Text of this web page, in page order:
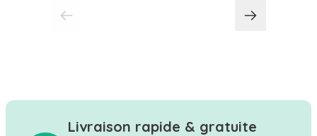
Livraison rapide & gratuite